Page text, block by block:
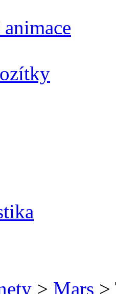
> Mars >